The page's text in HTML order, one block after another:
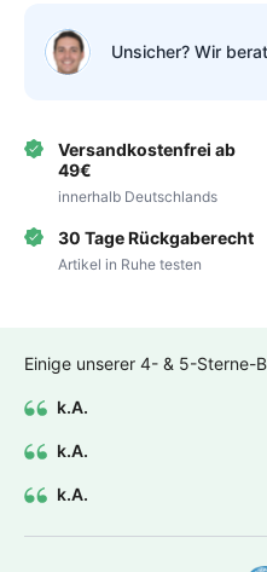
Unsicher? Wir
Versandkostenfrei ab
49€
innerhalb Deutschlands
30 Tage Rückgaberecht
Artikel in Ruhe testen
Einige unserer 4- & 5-Sterne-
k.A.
k.A.
k.A.